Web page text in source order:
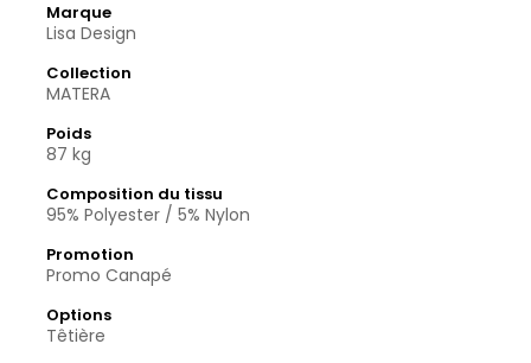
Marque
Lisa Design
Collection
MATERA
Poids
87 kg
Composition du tissu
95% Polyester / 5% Nylon
Promotion
Promo Canapé
Options
Têtière